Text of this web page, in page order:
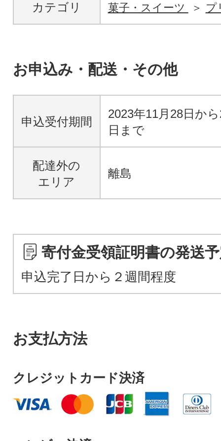
カテゴリ 菓子・スイーツ プ
お申込み・配送・その他
申込受付期間
2023年11月28日か
日まで
配達外の
エリア
離島
寄付金受領証明書の発送
申込完了日から２週間程度
お支払方法
クレジットカード決済